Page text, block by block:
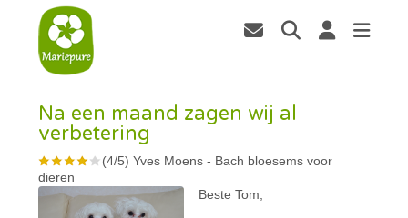
Na een maand zagen wij al
verbetering
(4/5)Yves Moens - Bach bloesems voor
dieren
Beste Tom,